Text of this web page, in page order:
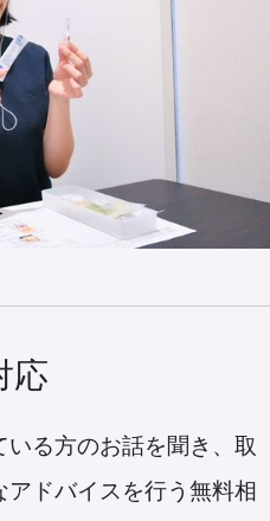
応
る方のお話を聞き、取
アドバイスを行う無料相